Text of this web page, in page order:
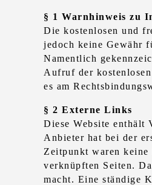
§ 1 Warnhinweis zu
Die kostenlosen und
jedoch keine Gewähr
Namentlich
Aufruf der
es am
§ 2 Externe Links
Diese Website enthält
Anbieter hat bei der
Zeitpunkt waren
verknüpften Seiten.
macht. Eine ständige